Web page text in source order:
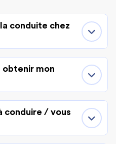
conduite chez
obtenir mon
conduire / vous